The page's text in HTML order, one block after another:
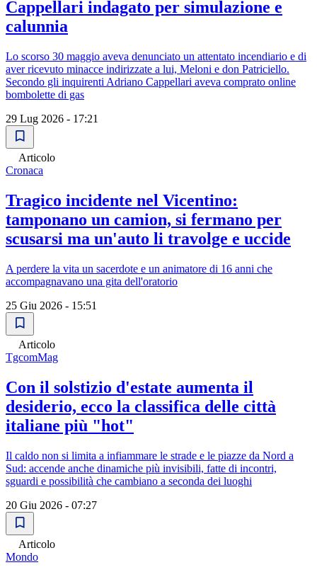
Cappellari indagato per simulazione e
calunnia
Lo scorso 30 maggio aveva denunciato un attentato incendiario e di
aver ricevuto minacce indirizzate a lui, Meloni e don Patriciello.
Secondo gli inquirenti Adriano Cappellari aveva comprato online
bombolette di gas
29 Lug 2026 - 17:21
Articolo
Cronaca
Tragico incidente nel Vicentino:
tamponano un camion, si fermano per
scusarsi ma un'auto li travolge e uccide
A perdere la vita un sacerdote e un animatore di 16 anni che
accompagnavano una gita dell'oratorio
25 Giu 2026 - 15:51
Articolo
TgcomMag
Con il solstizio d'estate aumenta il
desiderio, ecco la classifica delle città
italiane più "hot"
Il caldo non si limita a infiammare le strade e le piazze da Nord a
Sud: accende anche dinamiche più invisibili, fatte di incontri,
sguardi e possibilità che cambiano a seconda dei luoghi
20 Giu 2026 - 07:27
Articolo
Mondo